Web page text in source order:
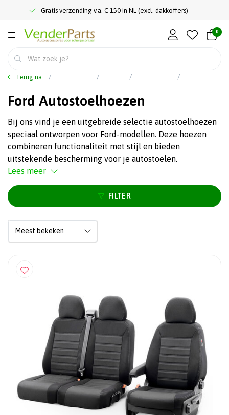
Gratis verzending v.a. € 150 in NL (excl. dakkoffers)
0
Terug naar home
Ford Autostoelhoezen
Bij ons vind je een uitgebreide selectie autostoelhoezen
speciaal ontworpen voor Ford-modellen. Deze hoezen
combineren functionaliteit met stijl en bieden
uitstekende bescherming voor je autostoelen.
Lees meer
FILTER